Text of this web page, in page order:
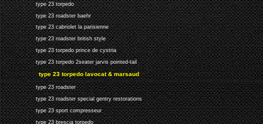
type 23 torpedo
type 23 roadster baehr
type 23 cabriolet la parisienne
type 23 roadster british style
type 23 torpedo prince de cystria
type 23 torpedo 2seater jarvis pointed-tail
type 23 torpedo lavocat & marsaud
type 23 roadster
type 23 roadster special gentry restorations
type 23 sport compresseur
type 23 brescia torpedo